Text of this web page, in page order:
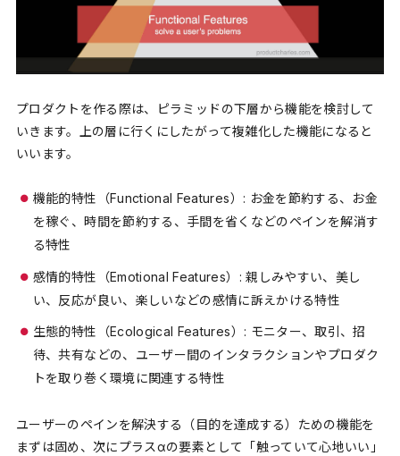
プロダクトを作る際は、ピラミッドの下層から機能を検討して
いきます。上の層に行くにしたがって複雑化した機能になると
いいます。
機能的特性（Functional Features）: お金を節約する、お金
を稼ぐ、時間を節約する、手間を省くなどのペインを解消す
る特性
感情的特性（Emotional Features）: 親しみやすい、美し
い、反応が良い、楽しいなどの感情に訴えかける特性
生態的特性（Ecological Features）: モニター、取引、招
待、共有などの、ユーザー間のインタラクションやプロダク
トを取り巻く環境に関連する特性
ユーザーのペインを解決する（目的を達成する）ための機能を
まずは固め、次にプラスαの要素として「触っていて心地いい」